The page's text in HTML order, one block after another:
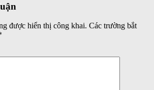
được hiển thị công khai. Các trường bắt